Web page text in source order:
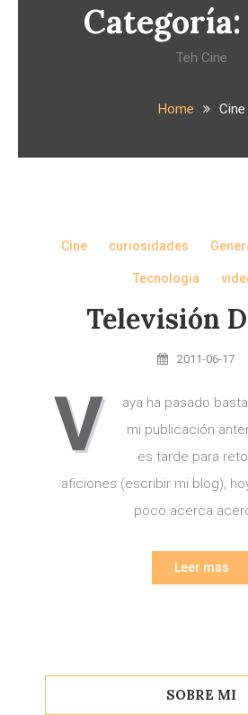
Categoría:
Teh Cine
Home Cine
Cine curiosidades
Tecnologia
Televisión
2011-06-17
V
aya ha pasado
mi publicación
es tarde para
aficiones (escribir mi blog),
poco acerca
Leer mas
SOBRE MI